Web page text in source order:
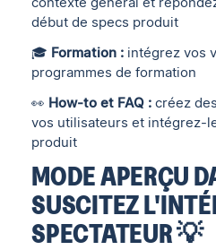
début de specs produit
🎓 Formation : intégrez vos
programmes de formation
👀 How-to et FAQ : créez
vos utilisateurs et intégrez-
produit
MODE APERÇU
SUSCITEZ
SPECTATEUR 💡